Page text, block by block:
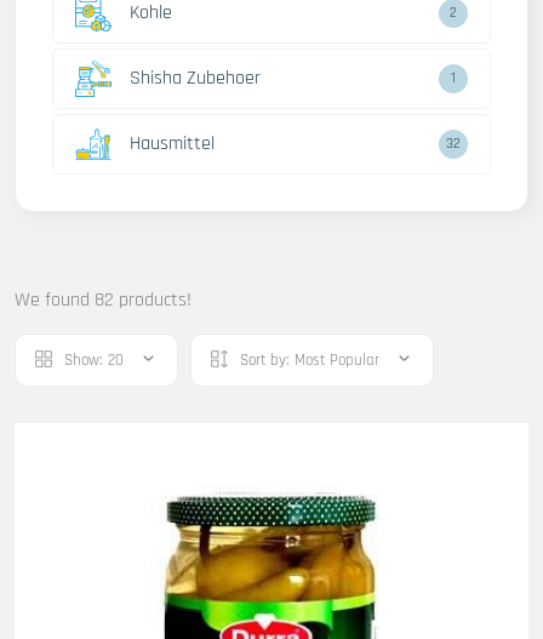
Kohle 2
Shisha Zubehoer 1
Hausmittel 32
We found 82 products!
Show: 20 Sort by: Most Popular